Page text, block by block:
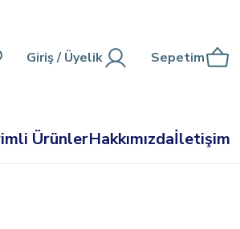
Giriş/ Üyelik Sepetim
ÜrünlerHakkımızdaİletişim